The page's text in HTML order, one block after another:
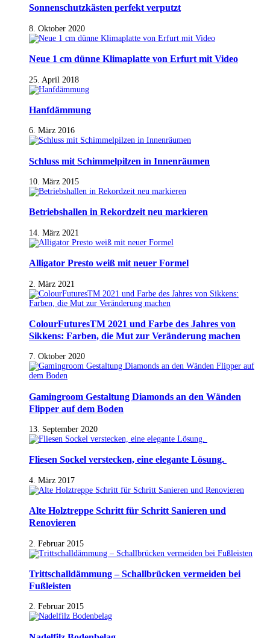
Sonnenschutzkästen perfekt verputzt
8. Oktober 2020
Neue 1 cm dünne Klimaplatte von Erfurt mit Video
25. April 2018
Hanfdämmung
6. März 2016
Schluss mit Schimmelpilzen in Innenräumen
10. März 2015
Betriebshallen in Rekordzeit neu markieren
14. März 2021
Alligator Presto weiß mit neuer Formel
2. März 2021
ColourFuturesTM 2021 und Farbe des Jahres von
Sikkens: Farben, die Mut zur Veränderung machen
7. Oktober 2020
Gamingroom Gestaltung Diamonds an den Wänden
Flipper auf dem Boden
13. September 2020
Fliesen Sockel verstecken, eine elegante Lösung.
4. März 2017
Alte Holztreppe Schritt für Schritt Sanieren und
Renovieren
2. Februar 2015
Trittschalldämmung – Schallbrücken vermeiden bei
Fußleisten
2. Februar 2015